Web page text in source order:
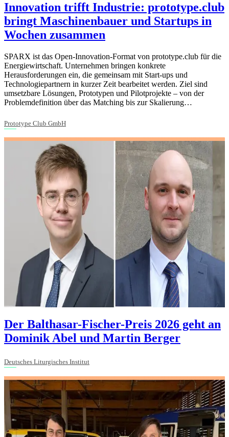
Innovation trifft Industrie: prototype.club
bringt Maschinenbauer und Startups in
Wochen zusammen
SPARX ist das Open-Innovation-Format von prototype.club für die
Energiewirtschaft. Unternehmen bringen konkrete
Herausforderungen ein, die gemeinsam mit Start-ups und
Technologiepartnern in kurzer Zeit bearbeitet werden. Ziel sind
umsetzbare Lösungen, Prototypen und Pilotprojekte – von der
Problemdefinition über das Matching bis zur Skalierung…
Prototype Club GmbH
Der Balthasar-Fischer-Preis 2026 geht an
Dominik Abel und Martin Berger
Deutsches Liturgisches Institut